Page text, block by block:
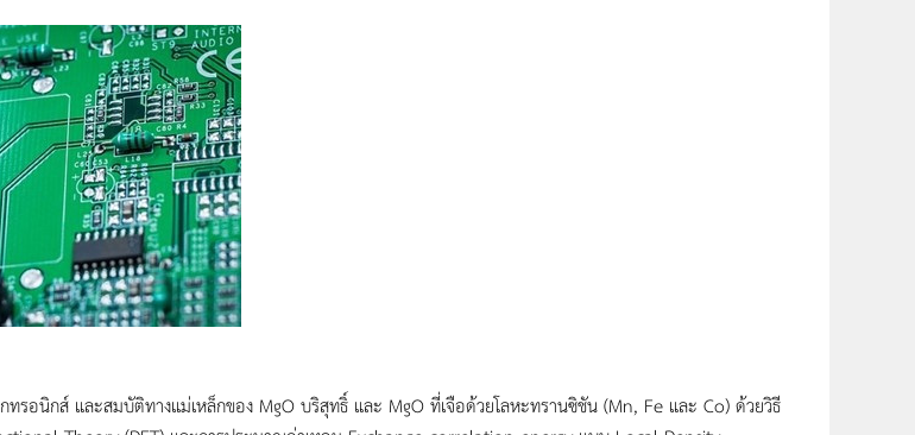
กทรอนิกส์ และสมบัติทางแม่เหล็กของ MgO บริสุทธิ์ และ MgO ที่เจือด้วยโลหะทรานซิชัน (Mn, Fe และ Co) ด้วยวิธี